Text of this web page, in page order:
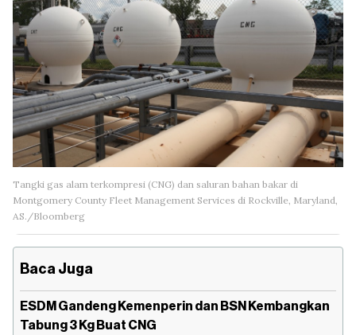
Tangki gas alam terkompresi (CNG) dan saluran bahan bakar di
Montgomery County Fleet Management Services di Rockville, Maryland,
AS./Bloomberg
Baca Juga
ESDM Gandeng Kemenperin dan BSN Kembangkan
Tabung 3 Kg Buat CNG